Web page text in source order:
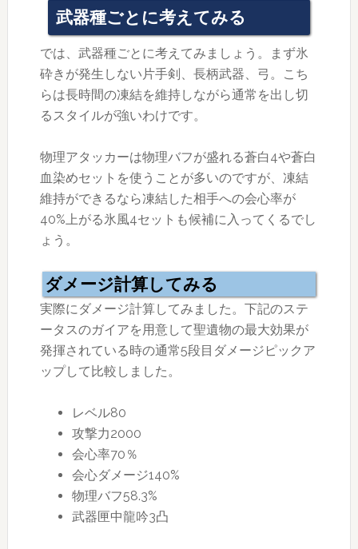
武器種ごとに考えてみる
では、武器種ごとに考えてみましょう。まず氷
砕きが発生しない片手剣、長柄武器、弓。こち
らは長時間の凍結を維持しながら通常を出し切
るスタイルが強いわけです。
物理アタッカーは物理バフが盛れる蒼白4や蒼白
血染めセットを使うことが多いのですが、凍結
維持ができるなら凍結した相手への会心率が
40%上がる氷風4セットも候補に入ってくるでし
ょう。
ダメージ計算してみる
実際にダメージ計算してみました。下記のステ
ータスのガイアを用意して聖遺物の最大効果が
発揮されている時の通常5段目ダメージピックア
ップして比較しました。
レベル80
攻撃力2000
会心率70％
会心ダメージ140%
物理バフ58.3%
武器匣中龍吟3凸